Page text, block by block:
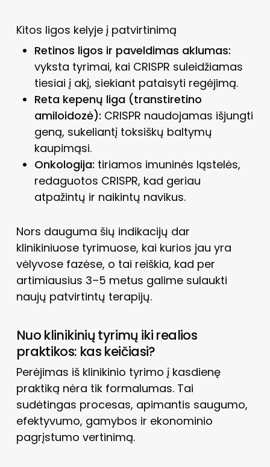
Kitos ligos kelyje į patvirtinimą
Retinos ligos ir paveldimas aklumas:
vyksta tyrimai, kai CRISPR suleidžiamas
tiesiai į akį, siekiant pataisyti regėjimą.
Reta kepenų liga (transtiretino
amiloidozė): CRISPR naudojamas išjungti
geną, sukeliantį toksiškų baltymų
kaupimąsi.
Onkologija: tiriamos imuninės ląstelės,
redaguotos CRISPR, kad geriau
atpažintų ir naikintų navikus.
Nors dauguma šių indikacijų dar
klinikiniuose tyrimuose, kai kurios jau yra
vėlyvose fazėse, o tai reiškia, kad per
artimiausius 3–5 metus galime sulaukti
naujų patvirtintų terapijų.
Nuo klinikinių tyrimų iki realios
praktikos: kas keičiasi?
Perėjimas iš klinikinio tyrimo į kasdienę
praktiką nėra tik formalumas. Tai
sudėtingas procesas, apimantis saugumo,
efektyvumo, gamybos ir ekonominio
pagrįstumo vertinimą.